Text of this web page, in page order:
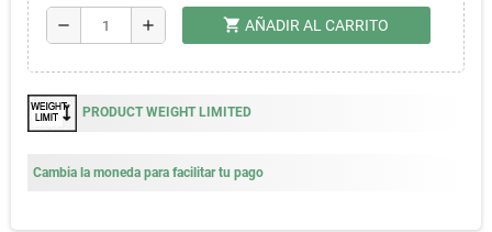
remove add shopping_cart AÑADIR AL CARRITO
PRODUCT WEIGHT LIMITED
Cambia la moneda para facilitar tu pago